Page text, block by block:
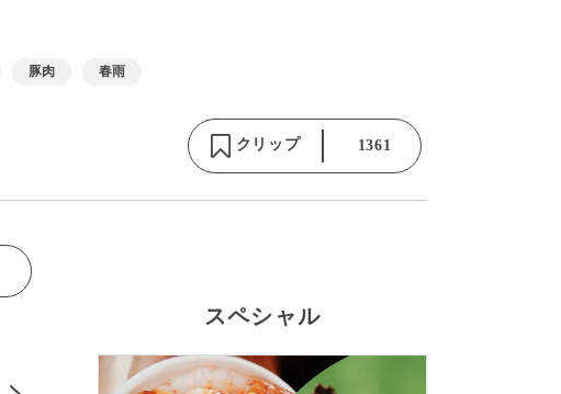
豚肉 春雨
クリップ 1361
スペシャル